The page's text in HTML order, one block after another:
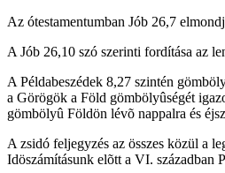
Az ótestamentumban Jób 26,7
A Jób 26,10 szó szerinti fordítása az
A Példabeszédek 8,27 szintén
a Görögök a Föld gömbölyûségét
gömbölyû Földön lévõ nappalra és
A zsidó feljegyzés az összes közül a
Idöszámításunk elõtt a VI. században